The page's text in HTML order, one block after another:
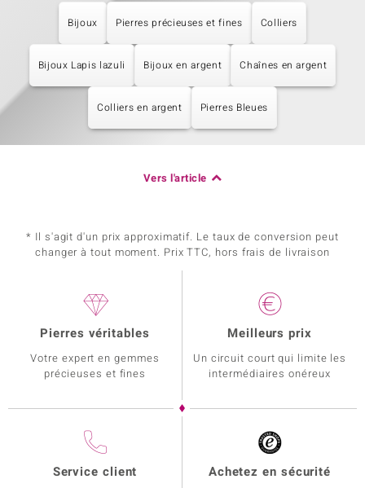
Bijoux Pierres précieuses et fines Colliers
Bijoux Lapis lazuli Bijoux en argent Chaînes en argent
Colliers en argent Pierres Bleues
Vers l'article
* Il s'agit d'un prix approximatif. Le taux de conversion peut
changer à tout moment. Prix TTC, hors frais de livraison
Pierres véritables
Votre expert en gemmes
précieuses et fines
Meilleurs prix
Un circuit court qui limite les
intermédiaires onéreux
Service client Achetez en sécurité